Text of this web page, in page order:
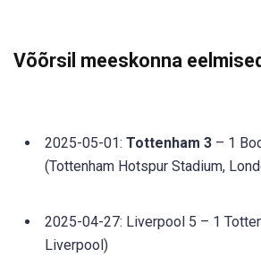
Võõrsil meeskonna
2025-05-01: Tottenham 3 – 1
(Tottenham Hotspur Stadium,
2025-04-27: Liverpool 5 – 1
Liverpool)